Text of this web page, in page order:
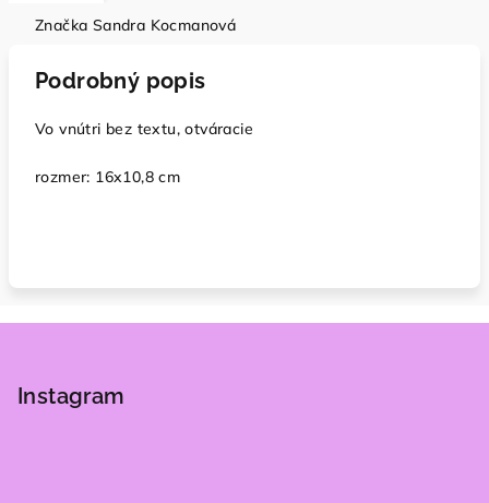
Značka Sandra Kocmanová
Podrobný popis
Vo vnútri bez textu, otváracie
rozmer: 16x10,8 cm
Instagram